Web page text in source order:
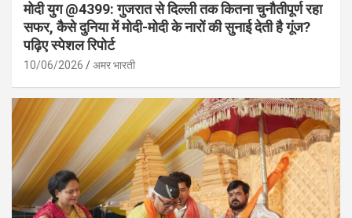
मोदी युग @4399: गुजरात से दिल्ली तक कितना चुनौतीपूर्ण रहा
सफर, कैसे दुनिया में मोदी-मोदी के नारों की सुनाई देती है गूंज?
पढ़िए स्पेशल रिपोर्ट
10/06/2026 अमर भारती